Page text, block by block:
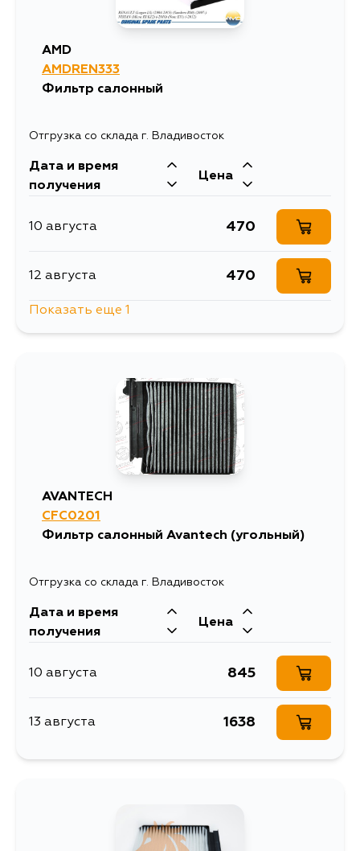
AMD
AMDREN333
Фильтр салонный
Отгрузка со склада г. Владивосток
Дата и время
получения
Цена
10 августа 470
12 августа 470
Показать еще 1
AVANTECH
CFC0201
Фильтр салонный Avantech (угольный)
Отгрузка со склада г. Владивосток
Дата и время
получения
Цена
10 августа 845
13 августа 1638